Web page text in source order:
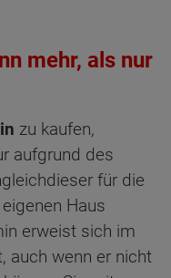
mehr, als nur
zu kaufen,
aufgrund des
für die
Haus
erweist sich im
auch wenn er nicht